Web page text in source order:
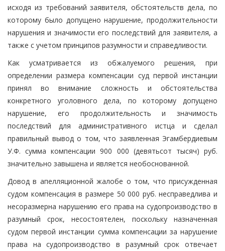
исходя из требований заявителя, обстоятельств дела, по
которому было допущено нарушение, продолжительности
нарушения и значимости его последствий для заявителя, а
также с учетом принципов разумности и справедливости.
Как усматривается из обжалуемого решения, при
определении размера компенсации суд первой инстанции
принял во внимание сложность и обстоятельства
конкретного уголовного дела, по которому допущено
нарушение, его продолжительность и значимость
последствий для административного истца и сделал
правильный вывод о том, что заявленная Эгамбердиевым
У.Ф. сумма компенсации 900 000 (девятьсот тысяч) руб.
значительно завышена и является необоснованной.
Довод в апелляционной жалобе о том, что присужденная
судом компенсация в размере 50 000 руб. несправедлива и
несоразмерна нарушению его права на судопроизводство в
разумный срок, несостоятелен, поскольку назначенная
судом первой инстанции сумма компенсации за нарушение
права на судопроизводство в разумный срок отвечает